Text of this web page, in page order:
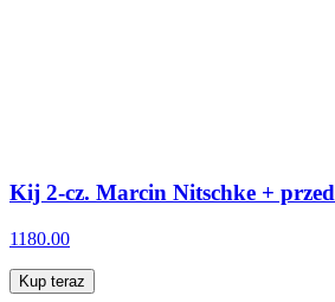
Kij 2-cz. Marcin Nitschke +
1180.00
Kup teraz